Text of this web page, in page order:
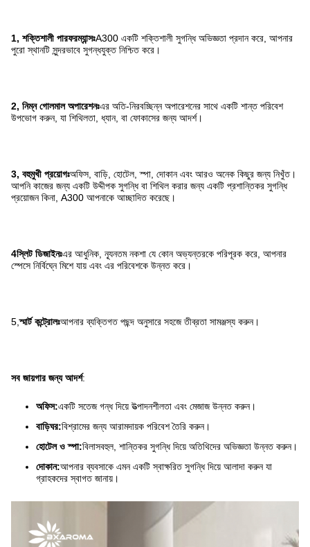
1, শক্তিশালী পারফরম্যান্সঃA300 একটি শক্তিশালী সুগন্ধি অভিজ্ঞতা প্রদান করে, আপনার
পুরো স্থানটি সুন্দরভাবে সুগন্ধযুক্ত নিশ্চিত করে।
2, নিম্ন গোলমাল অপারেশনঃএর অতি-নিরবচ্ছিন্ন অপারেশনের সাথে একটি শান্ত পরিবেশ
উপভোগ করুন, যা শিথিলতা, ধ্যান, বা ফোকাসের জন্য আদর্শ।
3, বহুমুখী প্রয়োগঃঅফিস, বাড়ি, হোটেল, স্পা, দোকান এবং আরও অনেক কিছুর জন্য নিখুঁত।
আপনি কাজের জন্য একটি উদ্দীপক সুগন্ধি বা শিথিল করার জন্য একটি প্রশান্তিকর সুগন্ধি
প্রয়োজন কিনা, A300 আপনাকে আচ্ছাদিত করেছে।
4স্লিট ডিজাইনঃএর আধুনিক, ন্যূনতম নকশা যে কোন অভ্যন্তরকে পরিপূরক করে, আপনার
স্পেসে নির্বিঘ্নে মিশে যায় এবং এর পরিবেশকে উন্নত করে।
5,স্মার্ট কন্ট্রোলঃআপনার ব্যক্তিগত পছন্দ অনুসারে সহজে তীব্রতা সামঞ্জস্য করুন।
সব জায়গার জন্য আদর্শ:
অফিস:একটি সতেজ গন্ধ দিয়ে উত্পাদনশীলতা এবং মেজাজ উন্নত করুন।
বাড়িঘর:বিশ্রামের জন্য আরামদায়ক পরিবেশ তৈরি করুন।
হোটেল ও স্পা:বিলাসবহুল, শান্তিকর সুগন্ধি দিয়ে অতিথিদের অভিজ্ঞতা উন্নত করুন।
দোকান:আপনার ব্যবসাকে এমন একটি স্বাক্ষরিত সুগন্ধি দিয়ে আলাদা করুন যা
গ্রাহকদের স্বাগত জানায়।